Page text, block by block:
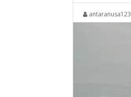
antaranusa123